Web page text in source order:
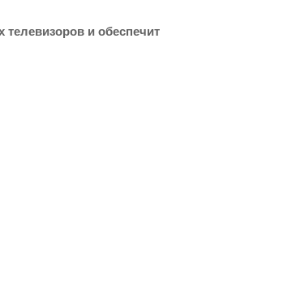
и обеспечит